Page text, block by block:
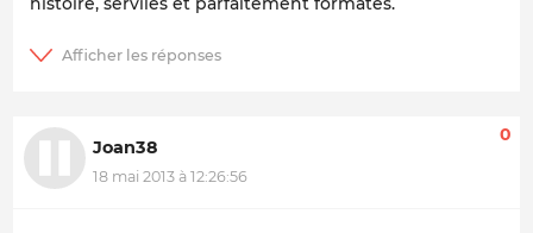
Joan38
18 mai 2013 à 12:26:56
0